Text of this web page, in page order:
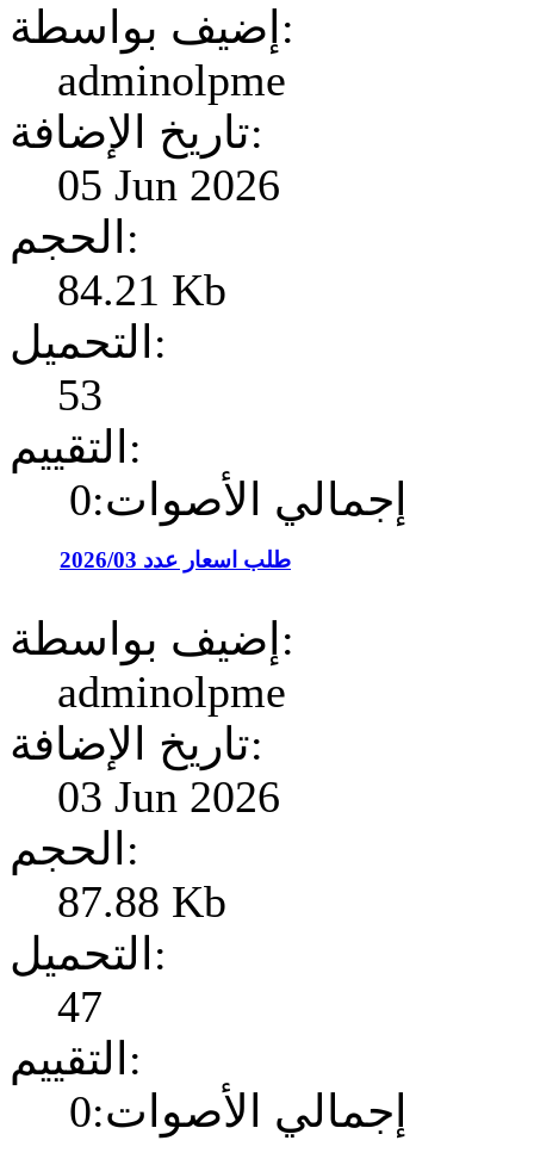
إضيف بواسطة:
adminolpme
تاريخ الإضافة:
05 Jun 2026
الحجم:
84.21 Kb
التحميل:
53
التقييم:
إجمالي الأصوات:0
طلب اسعار عدد 2026/03
إضيف بواسطة:
adminolpme
تاريخ الإضافة:
03 Jun 2026
الحجم:
87.88 Kb
التحميل:
47
التقييم:
إجمالي الأصوات:0